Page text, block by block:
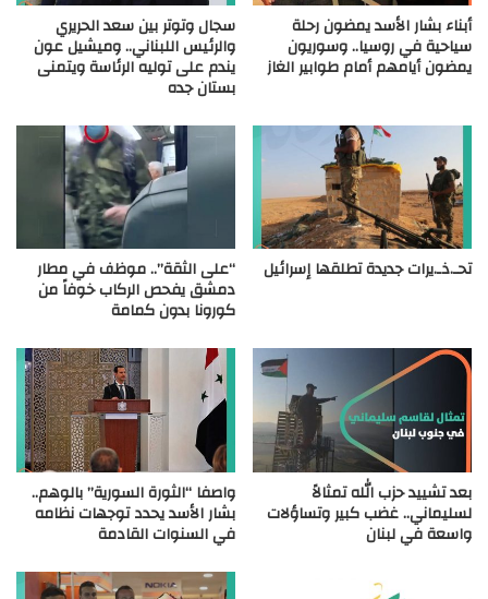
أبناء بشار الأسد يمضون رحلة
سياحية في روسيا.. وسوريون
يمضون أيامهم أمام طوابير الغاز
سجال وتوتر بين سعد الحريري
والرئيس اللبناني.. وميشيل عون
يندم على توليه الرئاسة ويتمنى
بستان جده
تحـ.ذـ.يرات جديدة تطلقها إسرائيل “على الثقة”.. موظف في مطار
دمشق يفحص الركاب خوفاً من
كورونا بدون كمامة
بعد تشييد حزب الله تمثالاً
لسليماني.. غضب كبير وتساؤلات
واسعة في لبنان
واصفا “الثورة السورية” بالوهم..
بشار الأسد يحدد توجهات نظامه
في السنوات القادمة